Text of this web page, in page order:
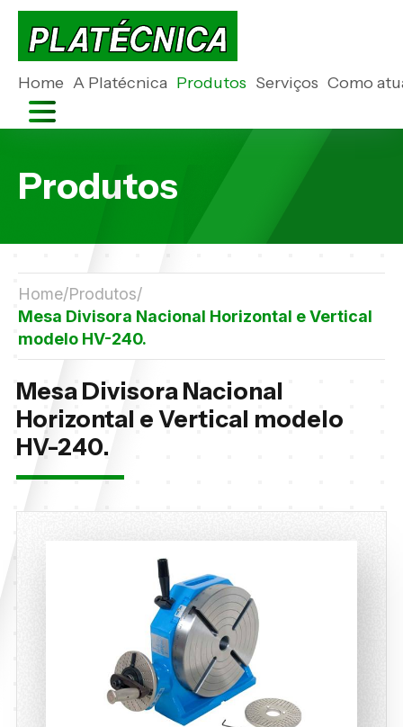
Home A Platécnica Produtos Serviços Como
Produtos
Home Produtos
Mesa Divisora Nacional Horizontal e Vertical
modelo HV-240.
Mesa Divisora Nacional
Horizontal e Vertical modelo
HV-240.